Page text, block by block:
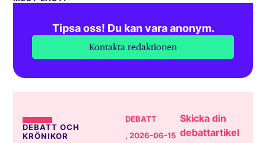
Tipsa oss! Du kan vara anonym.
Kontakta redaktionen
DEBATT OCH
KRÖNIKOR
DEBATT
, 2026-06-15
Skicka din
debattartikel